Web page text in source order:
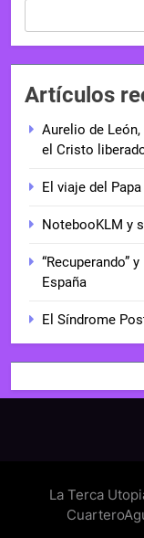
Artículos
Aurelio de
el Cristo
El viaje del
NotebooKLM y
“Recuperando”
España
El Síndrome
La Terca